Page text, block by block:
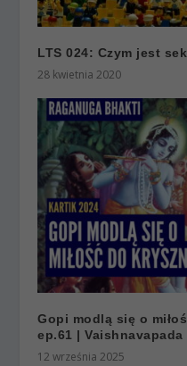
LTS 024: Czym jest
28 kwietnia 2020
Gopi modlą się o
ep.61 |
12 września 2025